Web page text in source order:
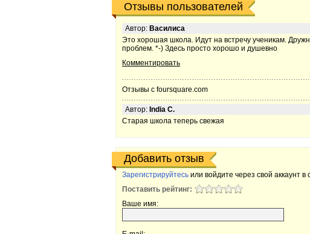
Отзывы пользователей
Автор: Василиса
Это хорошая школа. Идут на встречу ученикам.
проблем. *-) Здесь просто хорошо и душевно
Комментировать
Отзывы с foursquare.com
Автор: India C.
Старая школа теперь свежая
Добавить отзыв
Зарегистрируйтесь или войдите через свой аккаунт
Поставить рейтинг:
Ваше имя: